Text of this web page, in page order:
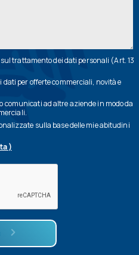
sul trattamento dei dati personali (Art. 13
per offerte commerciali, novità e
comunicati ad altre aziende in modo da
sulla base delle mie abitudini
)